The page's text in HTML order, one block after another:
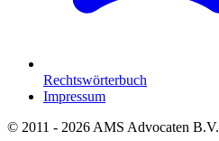
Rechtswörterbuch
Impressum
© 2011 - 2026 AMS Advocaten B.V.